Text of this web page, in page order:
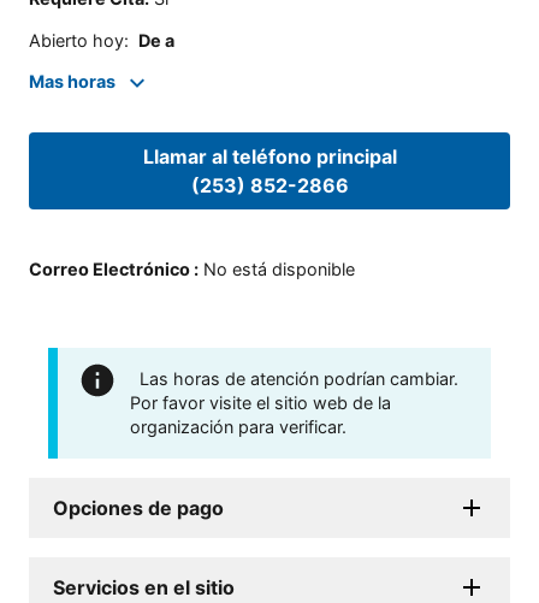
Abierto hoy: De a
Mas horas
Llamar al teléfono principal
(253) 852-2866
Correo Electrónico : No está disponible
Las horas de atención podrían cambiar.
Por favor visite el sitio web de la
organización para verificar.
Opciones de pago
Servicios en el sitio